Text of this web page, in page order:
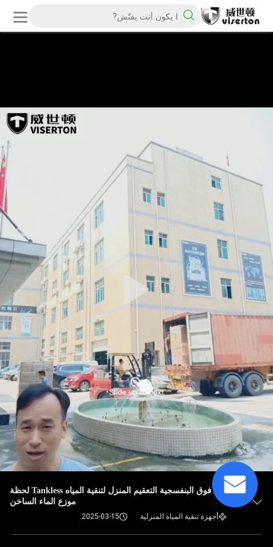
الأشعة فوق البنفسجية التعقيم المنزل لتنقية المياه Tankless لحظة
موزع الماء الساخن
أجهزة تنقية المياه المنزلية 2025-03-15